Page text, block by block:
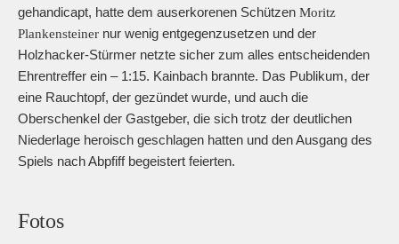
gehandicapt, hatte dem auserkorenen Schützen Moritz
Plankensteiner nur wenig entgegenzusetzen und der
Holzhacker-Stürmer netzte sicher zum alles entscheidenden
Ehrentreffer ein – 1:15. Kainbach brannte. Das Publikum, der
eine Rauchtopf, der gezündet wurde, und auch die
Oberschenkel der Gastgeber, die sich trotz der deutlichen
Niederlage heroisch geschlagen hatten und den Ausgang des
Spiels nach Abpfiff begeistert feierten.
Fotos